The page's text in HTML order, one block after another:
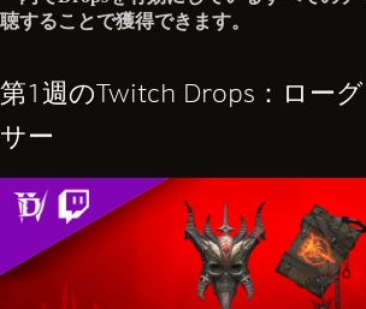
聴することで獲得できます。
第1週のTwitch Drops：ロー
サー